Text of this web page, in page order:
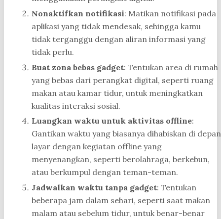
Nonaktifkan notifikasi: Matikan notifikasi pada
aplikasi yang tidak mendesak, sehingga kamu
tidak terganggu dengan aliran informasi yang
tidak perlu.
Buat zona bebas gadget: Tentukan area di rumah
yang bebas dari perangkat digital, seperti ruang
makan atau kamar tidur, untuk meningkatkan
kualitas interaksi sosial.
Luangkan waktu untuk aktivitas offline:
Gantikan waktu yang biasanya dihabiskan di depan
layar dengan kegiatan offline yang
menyenangkan, seperti berolahraga, berkebun,
atau berkumpul dengan teman-teman.
Jadwalkan waktu tanpa gadget: Tentukan
beberapa jam dalam sehari, seperti saat makan
malam atau sebelum tidur, untuk benar-benar